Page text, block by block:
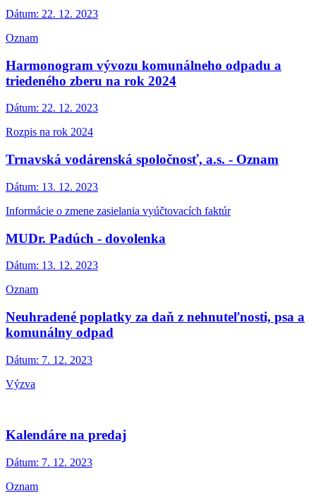
Dátum: 22. 12. 2023
Oznam
Harmonogram vývozu komunálneho odpadu a
triedeného zberu na rok 2024
Dátum: 22. 12. 2023
Rozpis na rok 2024
Trnavská vodárenská spoločnosť, a.s. - Oznam
Dátum: 13. 12. 2023
Informácie o zmene zasielania vyúčtovacích faktúr
MUDr. Padúch - dovolenka
Dátum: 13. 12. 2023
Oznam
Neuhradené poplatky za daň z nehnuteľnosti, psa a
komunálny odpad
Dátum: 7. 12. 2023
Výzva
Kalendáre na predaj
Dátum: 7. 12. 2023
Oznam